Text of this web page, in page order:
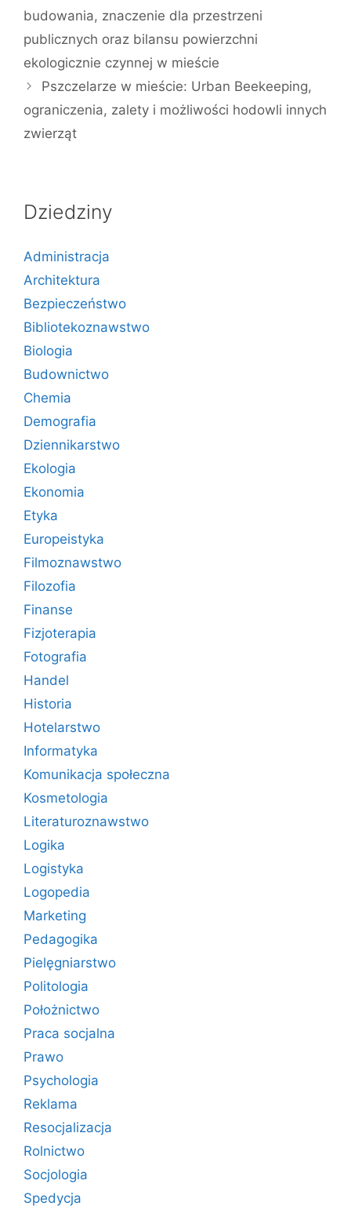
budowania, znaczenie dla przestrzeni
publicznych oraz bilansu powierzchni
ekologicznie czynnej w mieście
Pszczelarze w mieście: Urban Beekeeping,
ograniczenia, zalety i możliwości hodowli innych
zwierząt
Dziedziny
Administracja
Architektura
Bezpieczeństwo
Bibliotekoznawstwo
Biologia
Budownictwo
Chemia
Demografia
Dziennikarstwo
Ekologia
Ekonomia
Etyka
Europeistyka
Filmoznawstwo
Filozofia
Finanse
Fizjoterapia
Fotografia
Handel
Historia
Hotelarstwo
Informatyka
Komunikacja społeczna
Kosmetologia
Literaturoznawstwo
Logika
Logistyka
Logopedia
Marketing
Pedagogika
Pielęgniarstwo
Politologia
Położnictwo
Praca socjalna
Prawo
Psychologia
Reklama
Resocjalizacja
Rolnictwo
Socjologia
Spedycja